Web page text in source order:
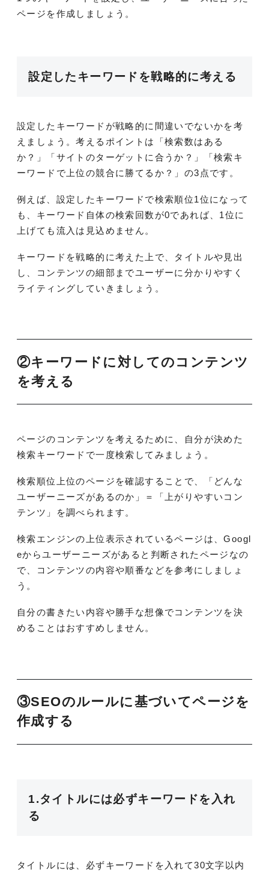
ページを作成しましょう。
設定したキーワードを戦略的に考える
設定したキーワードが戦略的に間違いでないかを考
えましょう。考えるポイントは「検索数はある
か？」「サイトのターゲットに合うか？」「検索キ
ーワードで上位の競合に勝てるか？」の3点です。
例えば、設定したキーワードで検索順位1位になって
も、キーワード自体の検索回数が0であれば、1位に
上げても流入は見込めません。
キーワードを戦略的に考えた上で、タイトルや見出
し、コンテンツの細部までユーザーに分かりやすく
ライティングしていきましょう。
②キーワードに対してのコンテンツ
を考える
ページのコンテンツを考えるために、自分が決めた
検索キーワードで一度検索してみましょう。
検索順位上位のページを確認することで、「どんな
ユーザーニーズがあるのか」＝「上がりやすいコン
テンツ」を調べられます。
検索エンジンの上位表示されているページは、Googl
eからユーザーニーズがあると判断されたページなの
で、コンテンツの内容や順番などを参考にしましょ
う。
自分の書きたい内容や勝手な想像でコンテンツを決
めることはおすすめしません。
③SEOのルールに基づいてページを
作成する
1.タイトルには必ずキーワードを入れ
る
タイトルには、必ずキーワードを入れて30文字以内